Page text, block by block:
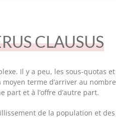
CLAUSUS
Il y a peu, les sous-quotas et
terme d’arriver au nombre
part et à l’offre d’autre part.
de la population et des